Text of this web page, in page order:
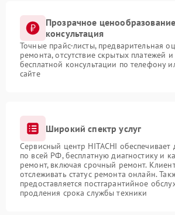
Прозрачное
консультация
Точные прайс-листы, предварительная
ремонта, отсутствие скрытых платежей
бесплатной консультации по телефону
сайте
Широкий спектр услуг
Сервисный центр HITACHI обеспечивает
по всей РФ, бесплатную диагностику и
ремонт, включая срочный ремонт.
отслеживать статус ремонта онлайн.
предоставляется постгарантийное
продления срока службы техники